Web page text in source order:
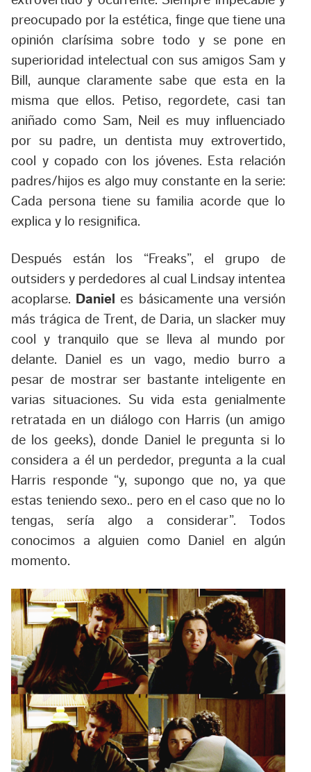
preocupado por la estética, finge que tiene una
opinión clarísima sobre todo y se pone en
superioridad intelectual con sus amigos Sam y
Bill, aunque claramente sabe que esta en la
misma que ellos. Petiso, regordete, casi tan
aniñado como Sam, Neil es muy influenciado
por su padre, un dentista muy extrovertido,
cool y copado con los jóvenes. Esta relación
padres/hijos es algo muy constante en la serie:
Cada persona tiene su familia acorde que lo
explica y lo resignifica.
Después están los “Freaks”, el grupo de
outsiders y perdedores al cual Lindsay intentea
acoplarse. Danieles básicamente una versión
más trágica de Trent, de Daria, un slacker muy
cool y tranquilo que se lleva al mundo por
delante. Daniel es un vago, medio burro a
pesar de mostrar ser bastante inteligente en
varias situaciones. Su vida esta genialmente
retratada en un diálogo con Harris (un amigo
de los geeks), donde Daniel le pregunta si lo
considera a él un perdedor, pregunta a la cual
Harris responde “y, supongo que no, ya que
estas teniendo sexo.. pero en el caso que no lo
tengas, sería algo a considerar”. Todos
conocimos a alguien como Daniel en algún
momento.